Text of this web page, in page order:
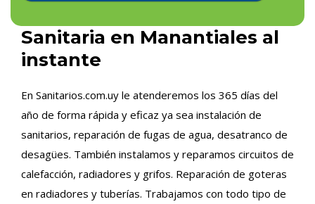
Sanitaria en Manantiales al
instante
En Sanitarios.com.uy le atenderemos los 365 días del
año de forma rápida y eficaz ya sea instalación de
sanitarios, reparación de fugas de agua, desatranco de
desagües. También instalamos y reparamos circuitos de
calefacción, radiadores y grifos. Reparación de goteras
en radiadores y tuberías. Trabajamos con todo tipo de